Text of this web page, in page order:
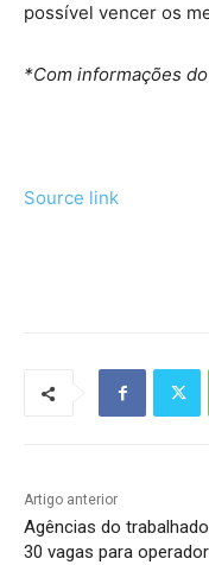
possível vencer os
*Com informações
Source link
Artigo anterior
Agências do
30 vagas para